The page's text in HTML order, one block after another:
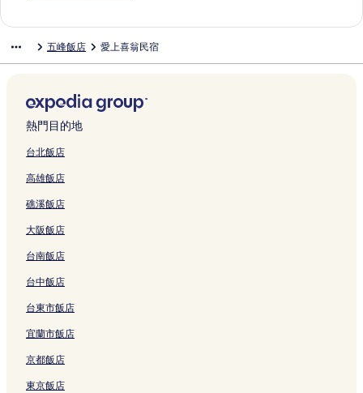
y
結
u
結
n
s
H
o
t
l
連
結
結
u
i
B
r
a
c
的
連
結
h
連
結
的
連
i
r
e
s
t
o
S
p
r
i
g
e
s
o
r
t
的
o
G
u
a
n
h
的
連
結
的
連
a
的
連
結
n
r
i
t
e
H
s
t
的
連
W
u
i
a
C
a
的
結
五峰飯店 愛上喜翁民宿
熱門目的地
台北飯店
高雄飯店
礁溪飯店
大阪飯店
台南飯店
台中飯店
台東市飯店
宜蘭市飯店
京都飯店
東京飯店